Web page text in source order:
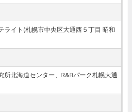
ライト(札幌市中央区大通西５丁目 昭和
所北海道センター、R&Bパーク札幌大通